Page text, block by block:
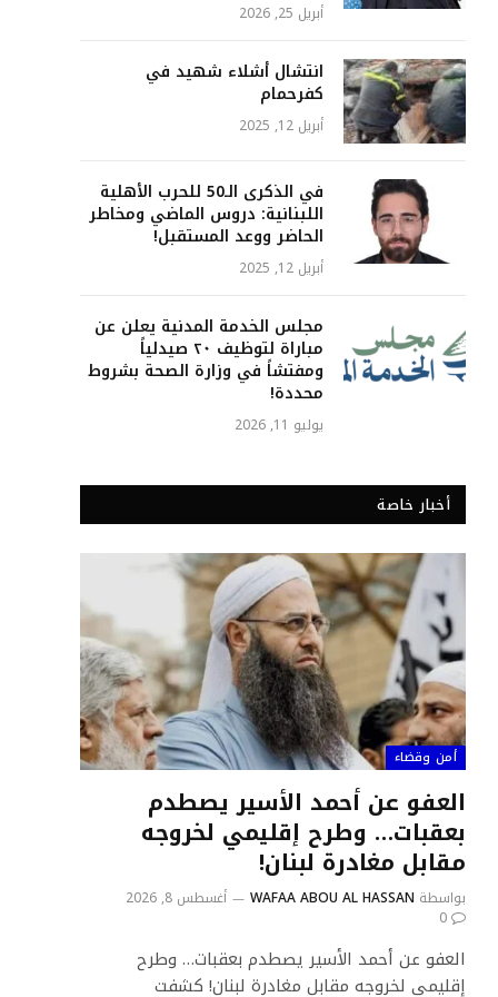
أبريل 25, 2026
انتشال أشلاء شهيد في
كفرحمام
أبريل 12, 2025
في الذكرى الـ50 للحرب الأهلية
اللبنانية: دروس الماضي ومخاطر
الحاضر ووعد المستقبل!
أبريل 12, 2025
مجلس الخدمة المدنية يعلن عن
مباراة لتوظيف ٢٠ صيدلياً
ومفتشاً في وزارة الصحة بشروط
محددة!
يوليو 11, 2026
أخبار خاصة
أمن وقضاء
العفو عن أحمد الأسير يصطدم
بعقبات… وطرح إقليمي لخروجه
مقابل مغادرة لبنان!
بواسطة WAFAA ABOU AL HASSAN
أغسطس 8, 2026
0
العفو عن أحمد الأسير يصطدم بعقبات… وطرح
إقليمي لخروجه مقابل مغادرة لبنان! كشفت